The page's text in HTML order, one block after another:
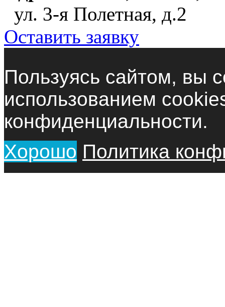
ул. 3-я Полетная, д.2
Оставить заявку
Пользуясь сайтом, вы
использованием
конфиденциальности.
Хорошо Политика